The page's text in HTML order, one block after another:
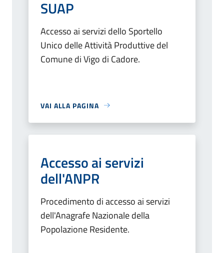
SUAP
Accesso ai servizi dello Sportello
Unico delle Attività Produttive del
Comune di Vigo di Cadore.
VAI ALLA PAGINA
Accesso ai servizi
dell'ANPR
Procedimento di accesso ai servizi
dell'Anagrafe Nazionale della
Popolazione Residente.